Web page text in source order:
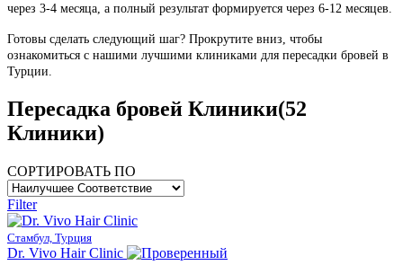
через 3-4 месяца, а полный результат формируется через 6-12 месяцев.
Готовы сделать следующий шаг? Прокрутите вниз, чтобы
ознакомиться с нашими лучшими клиниками для пересадки бровей в
Турции.
Пересадка бровей Клиники(52
Клиники)
СОРТИРОВАТЬ ПО
Filter
Стамбул, Турция
Dr. Vivo Hair Clinic